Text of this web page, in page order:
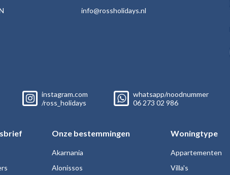
info@rossholidays.nl
instagram.com
/ross_holidays
whatsapp/noodnummer
06 273 02 986
Onze bestemmingen
Akarnania
Alonissos
Woningtype
Appartementen
Villa's